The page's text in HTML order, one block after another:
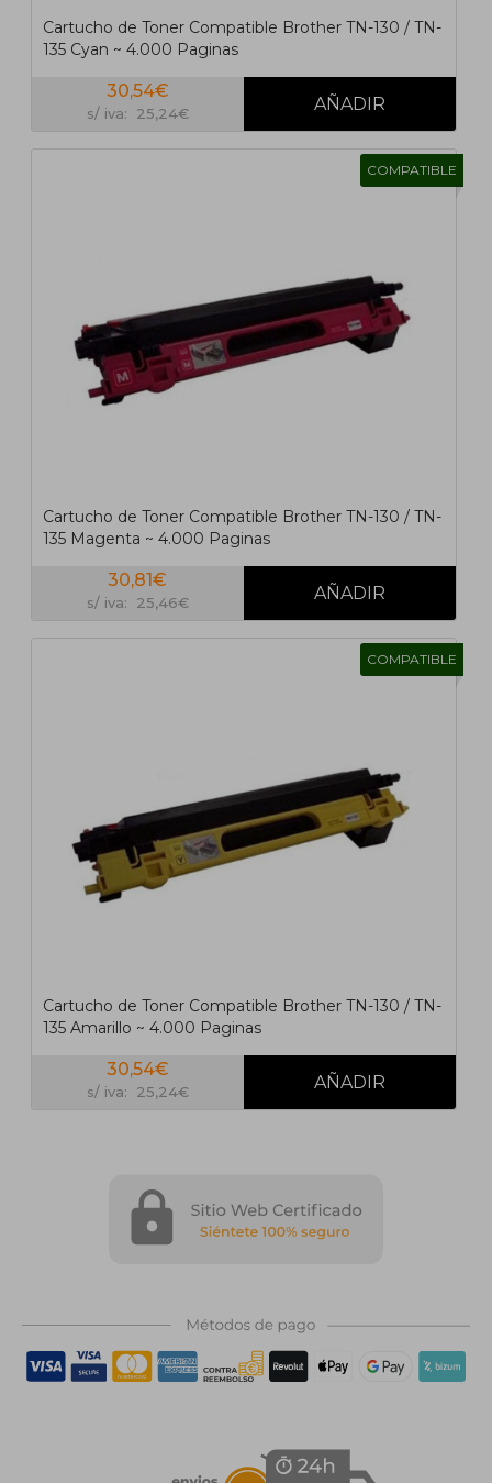
Cartucho de Toner Compatible Brother TN-130 / TN-
135 Cyan ~ 4.000 Paginas
30,54€
s/ iva: 25,24€
COMPATIBLE
Cartucho de Toner Compatible Brother TN-130 / TN-
135 Magenta ~ 4.000 Paginas
30,81€
s/ iva: 25,46€
COMPATIBLE
Cartucho de Toner Compatible Brother TN-130 / TN-
135 Amarillo ~ 4.000 Paginas
30,54€
s/ iva: 25,24€